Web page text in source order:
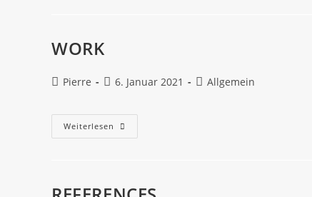
WORK
Pierre 6. Januar 2021 Allgemein
Weiterlesen